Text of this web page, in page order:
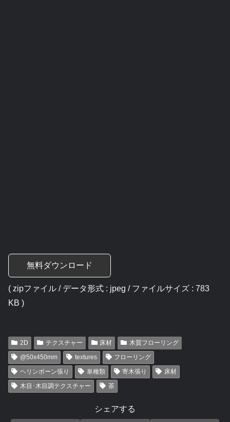
無料ダウンロード
( zipファイル / データ形式 : jpeg / ファイルサイズ : 783
KB )
2D テクスチャー 床材
木質フローリング
@50x450mm
textures
フローリング
ヘリンボーン張り
単種類 寄木張り
床材
木目･木目調テクスチャー
茶
シェアする